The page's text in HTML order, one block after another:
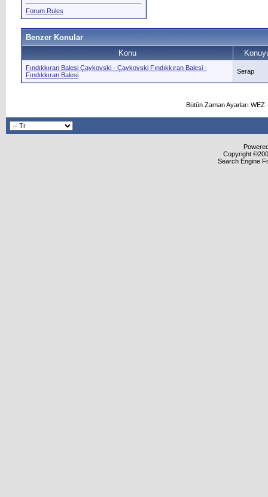
Forum Rules
Benzer Konular
Konu
Fındıkkıran Balesi Çaykovski - Çaykovski Fındıkkıran Balesi -
Fındıkkıran Balesi
Serap
Bütün Zaman Ayarları
Copyright
Search Engine